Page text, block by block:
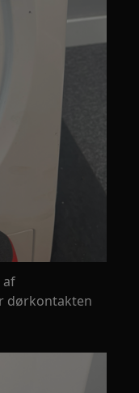
af
dørkontakten